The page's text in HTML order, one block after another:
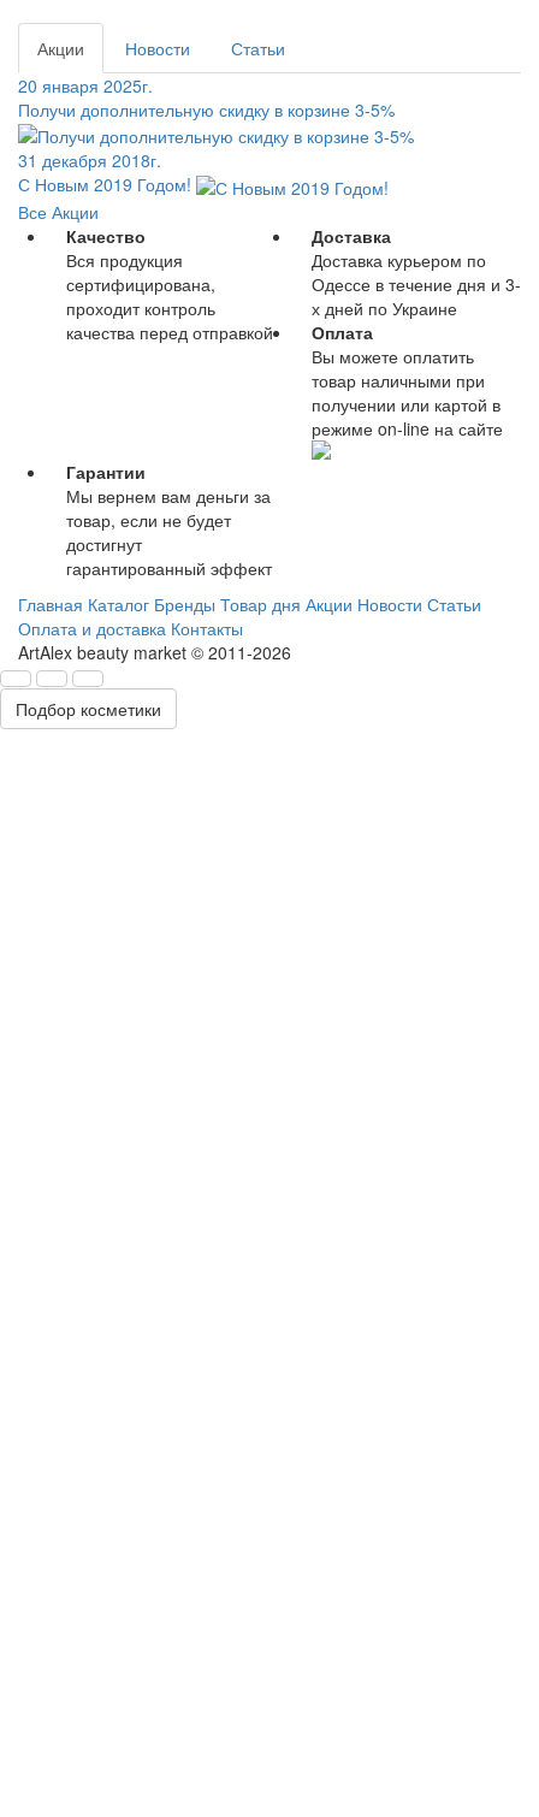
Акции Новости
Статьи
20 января 2025г.
Получи дополнительную скидку в корзине 3-5%
31 декабря 2018г.
С Новым 2019 Годом!
Все Акции
Качество
Вся продукция
сертифицирована,
проходит контроль
качества перед отправкой
Доставка
Доставка курьером по
Одессе в течение дня и 3-
х дней по Украине
Оплата
Вы можете оплатить
товар наличными при
получении или картой в
режиме on-line на сайте
Гарантии
Мы вернем вам деньги за
товар, если не будет
достигнут
гарантированный эффект
Главная Каталог Бренды Товар дня Акции Новости Статьи
Оплата и доставка Контакты
ArtAlex beauty market © 2011-2026
Подбор косметики